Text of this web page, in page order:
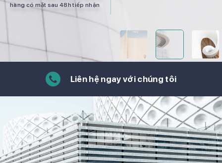
hàng có mặt sau 48h tiếp nhận
Liên hệ ngay với chúng tôi